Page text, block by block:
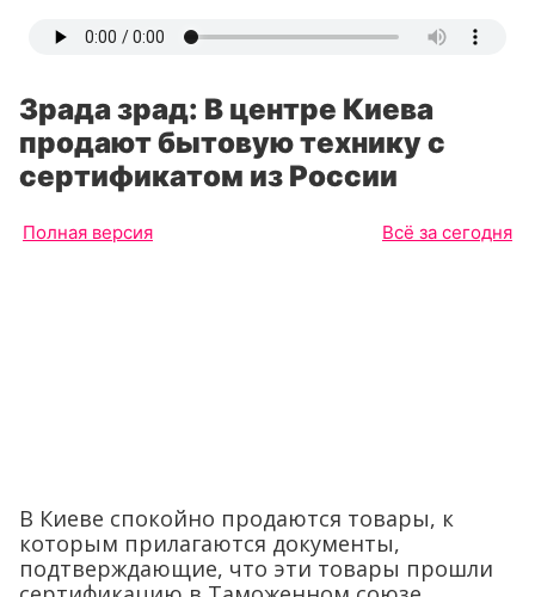
Зрада зрад: В центре Киева
продают бытовую технику с
сертификатом из России
Полная версия Всё за сегодня
В Киеве спокойно продаются товары, к
которым прилагаются документы,
подтверждающие, что эти товары прошли